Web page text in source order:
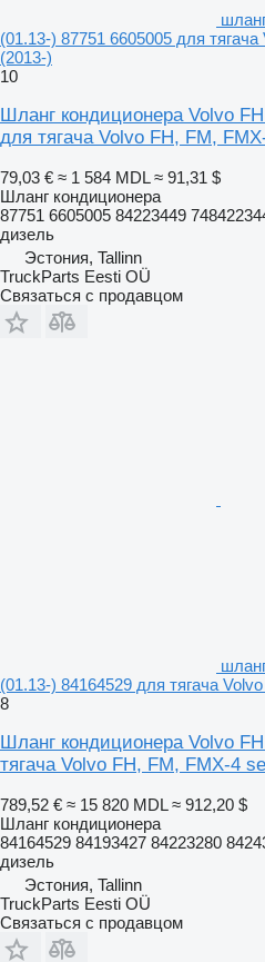
(01.13-) 87751 6605005 для
(2013-)
10
Шланг кондиционера Volvo
для тягача Volvo FH, FM,
79,03 € ≈ 1 584 MDL ≈ 91,31 $
Шланг кондиционера
87751 6605005 84223449
дизель
Эстония, Tallinn
TruckParts Eesti OÜ
Связаться с продавцом
(01.13-) 84164529 для тягача
8
Шланг кондиционера Volvo
тягача Volvo FH, FM, FMX-4
789,52 € ≈ 15 820 MDL ≈ 912,20 $
Шланг кондиционера
84164529 84193427 84223280
дизель
Эстония, Tallinn
TruckParts Eesti OÜ
Связаться с продавцом